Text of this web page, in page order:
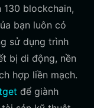
blockchain,
bạn luôn có
sử dụng trình
bị di động, nền
hợp liền mạch.
để giành